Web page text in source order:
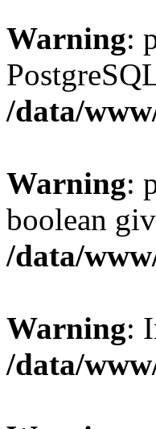
Warning:
/data/
Warning:
boolean
/data/
Warning:
/data/